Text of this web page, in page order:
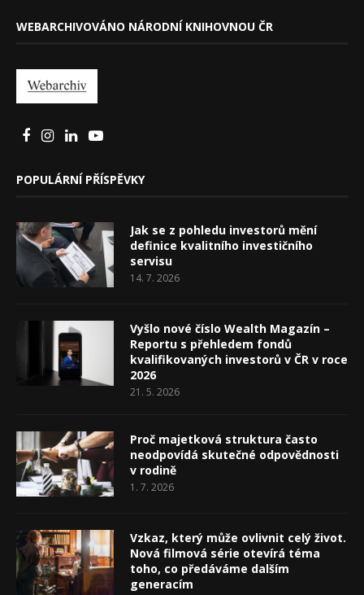
WEBARCHIVOVÁNO NÁRODNÍ KNIHOVNOU ČR
POPULÁRNÍ PŘÍSPĚVKY
Jak se z pohledu investorů mění
definice kvalitního investičního
servisu
14. 7. 2026
Vyšlo nové číslo Wealth Magazín –
Reportu s přehledem fondů
kvalifikovaných investorů v ČR v roce
2026
21. 5. 2026
Proč majetková struktura často
neodpovídá skutečné odpovědnosti
v rodině
1. 7. 2026
Vzkaz, který může ovlivnit celý život.
Nová filmová série otevírá téma
toho, co předáváme dalším
generacím